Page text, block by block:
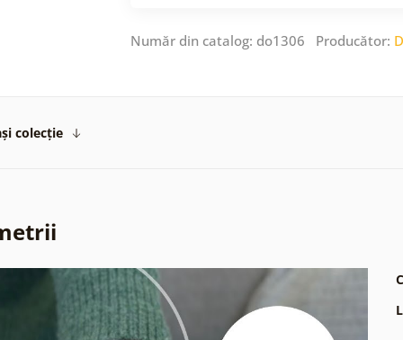
Număr din catalog: do1306 Producător:
colecție